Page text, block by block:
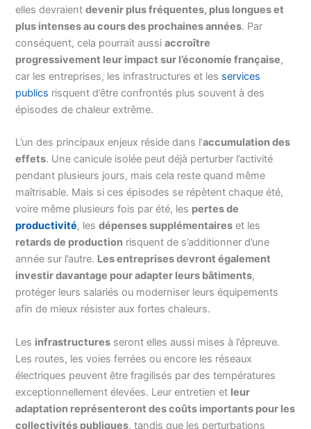
elles devraientdevenir plus fréquentes, plus longues et
plus intenses au cours des prochaines années. Par
conséquent, cela pourrait aussiaccroître
progressivement leur impact sur l’économie française,
car les entreprises, les infrastructures et les services
publics risquent d’être confrontés plus souvent à des
épisodes de chaleur extrême.
L’un des principaux enjeux réside dans l’accumulation des
effets. Une canicule isolée peut déjà perturber l’activité
pendant plusieurs jours, mais cela reste quand même
maîtrisable. Mais si ces épisodes se répètent chaque été,
voire même plusieurs fois par été, les pertes de
productivité, lesdépenses supplémentaires et les
retards de production risquent de s’additionner d’une
année sur l’autre. Les entreprises devront également
investir davantage pour adapter leurs bâtiments,
protéger leurs salariés ou moderniser leurs équipements
afin de mieux résister aux fortes chaleurs.
Les infrastructures seront elles aussi mises à l’épreuve.
Les routes, les voies ferrées ou encore les réseaux
électriques peuvent être fragilisés par des températures
exceptionnellement élevées. Leur entretien et leur
adaptation représenteront des coûts importants pour les
collectivités publiques, tandis que les perturbations